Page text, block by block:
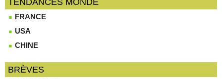
FRANCE
USA
CHINE
BRÈVES